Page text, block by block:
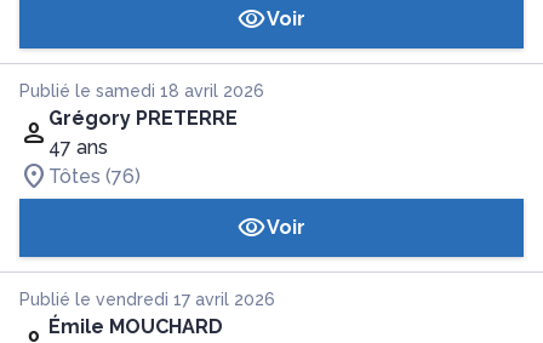
Voir
Publié le samedi 18 avril 2026
Grégory PRETERRE
47 ans
Tôtes (76)
Voir
Publié le vendredi 17 avril 2026
Émile MOUCHARD